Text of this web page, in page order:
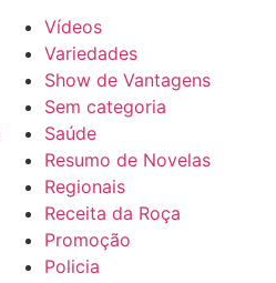
Vídeos
Variedades
Show de Vantagens
Sem categoria
Saúde
Resumo de Novelas
Regionais
Receita da Roça
Promoção
Policia